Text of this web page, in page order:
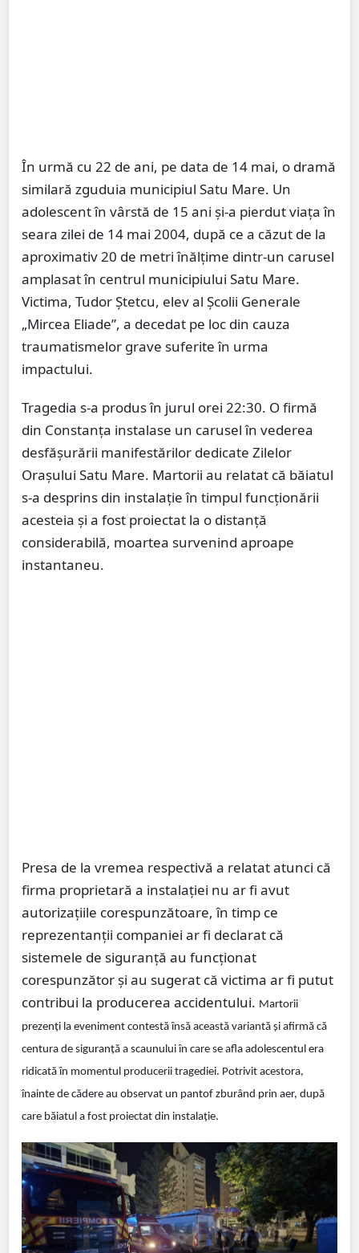
În urmă cu 22 de ani, pe data de 14 mai, o dramă
similară zguduia municipiul Satu Mare. Un
adolescent în vârstă de 15 ani și-a pierdut viața în
seara zilei de 14 mai 2004, după ce a căzut de la
aproximativ 20 de metri înălțime dintr-un carusel
amplasat în centrul municipiului Satu Mare.
Victima, Tudor Ștetcu, elev al Școlii Generale
„Mircea Eliade”, a decedat pe loc din cauza
traumatismelor grave suferite în urma
impactului.
Tragedia s-a produs în jurul orei 22:30. O firmă
din Constanța instalase un carusel în vederea
desfășurării manifestărilor dedicate Zilelor
Orașului Satu Mare. Martorii au relatat că băiatul
s-a desprins din instalație în timpul funcționării
acesteia și a fost proiectat la o distanță
considerabilă, moartea survenind aproape
instantaneu.
Presa de la vremea respectivă a relatat atunci că
firma proprietară a instalației nu ar fi avut
autorizațiile corespunzătoare, în timp ce
reprezentanții companiei ar fi declarat că
sistemele de siguranță au funcționat
corespunzător și au sugerat că victima ar fi putut
contribui la producerea accidentului. Martorii
prezenți la eveniment contestă însă această variantă și afirmă că
centura de siguranță a scaunului în care se afla adolescentul era
ridicată în momentul producerii tragediei. Potrivit acestora,
înainte de cădere au observat un pantof zburând prin aer, după
care băiatul a fost proiectat din instalație.